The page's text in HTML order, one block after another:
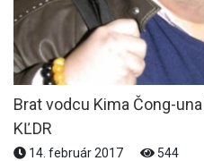
Brat vodcu Kima Čong-
KĽDR
14. február 2017 544